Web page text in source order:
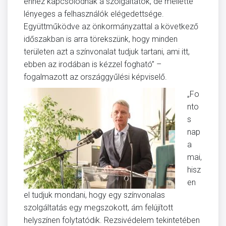
lényeges a felhasználók elégedettsége.
Együttműködve az önkormányzattal a következő
időszakban is arra törekszünk, hogy minden
területen azt a színvonalat tudjuk tartani, ami itt,
ebben az irodában is kézzel fogható” –
fogalmazott az országgyűlési képviselő.
„Fo
nto
s
nap
a
mai,
hisz
en
el tudjuk mondani, hogy egy színvonalas
szolgáltatás egy megszokott, ám felújított
helyszínen folytatódik. Rezsivédelem tekintetében